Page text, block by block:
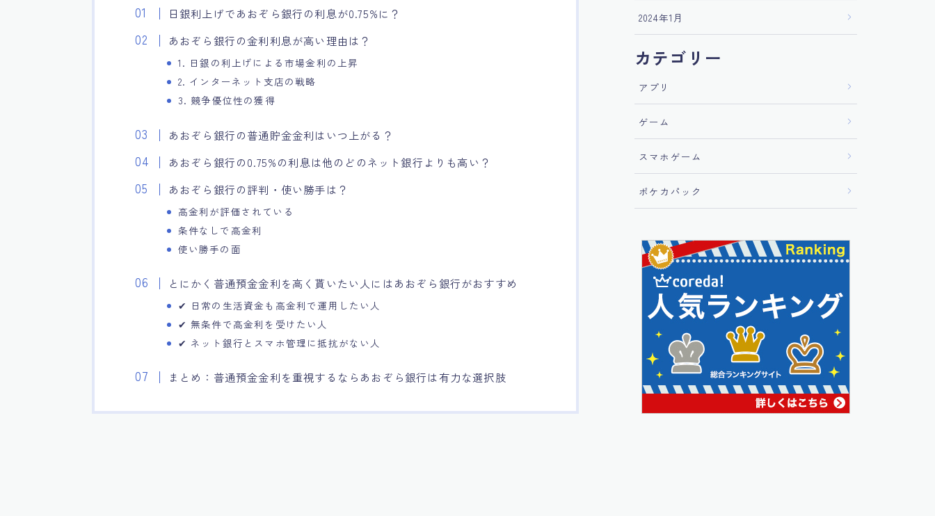
日銀利上げであおぞら銀行の利息が0.75%に？
あおぞら銀行の金利利息が高い理由は？
1. 日銀の利上げによる市場金利の上昇
2. インターネット支店の戦略
3. 競争優位性の獲得
あおぞら銀行の普通貯金金利はいつ上がる？
あおぞら銀行の0.75%の利息は他のどのネット銀行よりも高い？
あおぞら銀行の評判・使い勝手は？
高金利が評価されている
条件なしで高金利
使い勝手の面
とにかく普通預金金利を高く貰いたい人にはあおぞら銀行がおすすめ
✔ 日常の生活資金も高金利で運用したい人
✔ 無条件で高金利を受けたい人
✔ ネット銀行とスマホ管理に抵抗がない人
まとめ：普通預金金利を重視するならあおぞら銀行は有力な選択肢
2024年1月
カテゴリー
アプリ
ゲーム
スマホゲーム
ポケカパック